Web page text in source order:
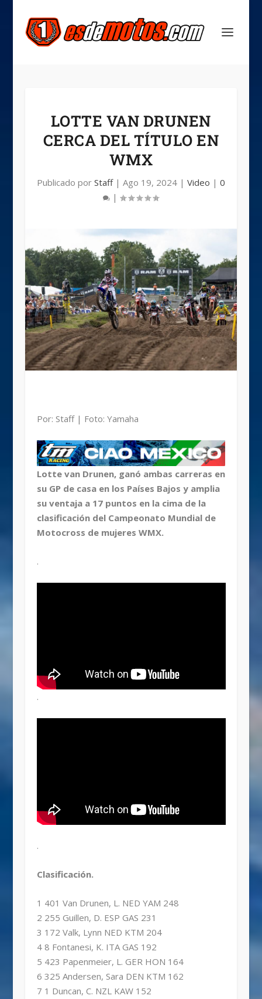
LOTTE VAN DRUNEN
CERCA DEL TÍTULO EN
WMX
Publicado por Staff| Ago 19, 2024| Video | 0
|
Por: Staff | Foto: Yamaha
Lotte van Drunen, ganó ambas carreras en
su GP de casa en los Países Bajos y amplia
su ventaja a 17 puntos en la cima de la
clasificación del Campeonato Mundial de
Motocross de mujeres WMX.
.
.
.
Clasificación.
1 401 Van Drunen, L. NED YAM 248
2 255 Guillen, D. ESP GAS 231
3 172 Valk, Lynn NED KTM 204
4 8 Fontanesi, K. ITA GAS 192
5 423 Papenmeier, L. GER HON 164
6 325 Andersen, Sara DEN KTM 162
7 1 Duncan, C. NZL KAW 152